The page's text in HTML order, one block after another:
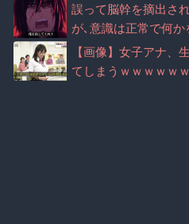
誤って脳幹を摘出さ
が､意識は正常で何
【画像】女子アナ、
てしまうｗｗｗｗｗ